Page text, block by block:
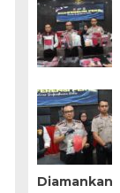
Diamankan